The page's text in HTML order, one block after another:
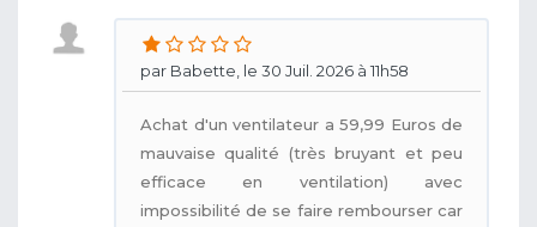
par Babette, le 30 Juil. 2026 à 11h58
Achat d'un ventilateur a 59,99 Euros de
mauvaise qualité (très bruyant et peu
efficace en ventilation) avec
impossibilité de se faire rembourser car